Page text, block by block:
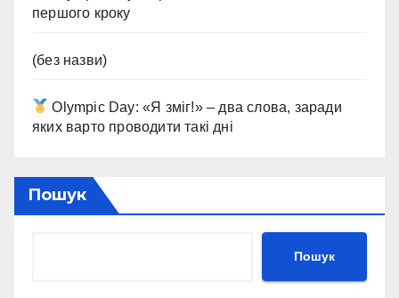
першого кроку
(без назви)
Olympic Day: «Я зміг!» – два слова, заради
яких варто проводити такі дні
Пошук
Пошук